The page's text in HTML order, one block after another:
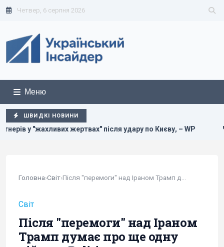
Четвер, 6 серпня 2026
Меню
ШВИДКІ НОВИНИ
після удару по Києву, – WP Чотири танки і понад 1,3
Головна›Світ›
Світ
Після "перемоги" над Іраном
Трамп думає про ще одну